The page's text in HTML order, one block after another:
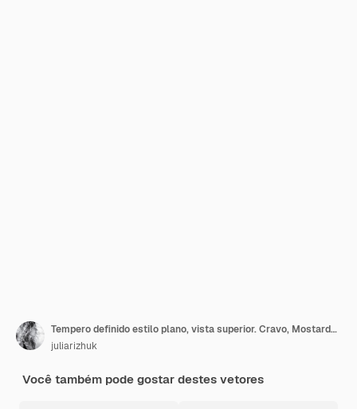
Tempero definido estilo plano, vista superior. Cravo, Mostarda, Pimenta da Jamaica, Sal do Himalaia, Sal de mesa,
juliarizhuk
Você também pode gostar destes vetores